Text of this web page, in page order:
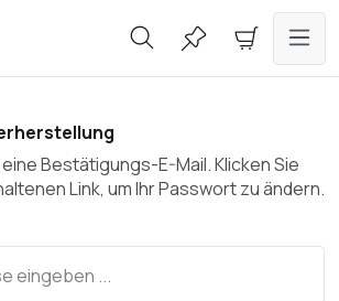
Bestätigungs-E-Mail. Klicken Sie
Link, um Ihr Passwort zu ändern.